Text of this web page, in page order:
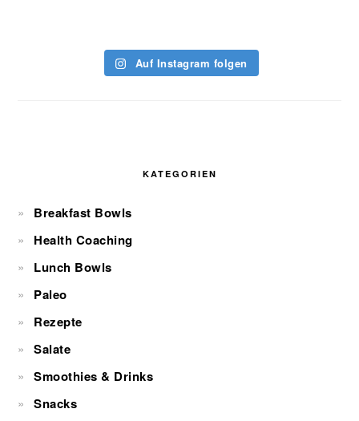
Auf Instagram folgen
KATEGORIEN
Breakfast Bowls
Health Coaching
Lunch Bowls
Paleo
Rezepte
Salate
Smoothies & Drinks
Snacks